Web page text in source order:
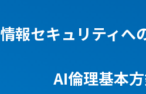
情報セキュリティへ
AI倫理基本